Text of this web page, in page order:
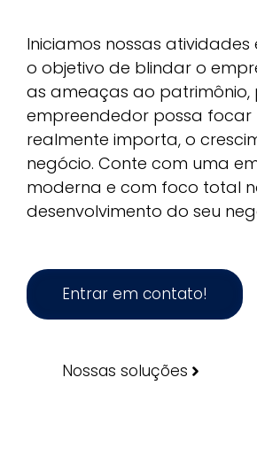
Iniciamos nossas atividades
o objetivo de blindar o
as ameaças ao patrimônio,
empreendedor possa focar
realmente importa, o
negócio. Conte com uma
moderna e com foco total
desenvolvimento do seu
Entrar em contato!
Nossas soluções